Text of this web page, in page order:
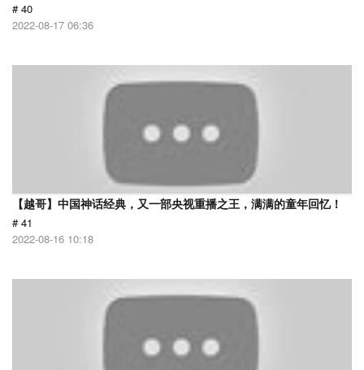
# 40
2022-08-17 06:36
【越哥】中国神话经典，又一部央视重播之王，满满的童年回忆！
# 41
2022-08-16 10:18